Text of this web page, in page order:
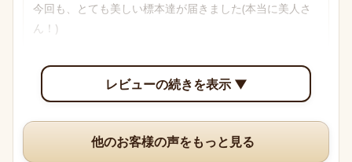
今回も、とても美しい標本達が届きました(本当に美人さ
ん！)
透明感のあるブルーからパープル、多色性がはっきり確認
できて眺めていて楽しいです。
いつも、丁寧な梱包や手書きのメッセージ、そして素敵な
オマケまでありがとうございますm(*_ _)m
レビューの続きを表示 ▼
他のお客様の声をもっと見る